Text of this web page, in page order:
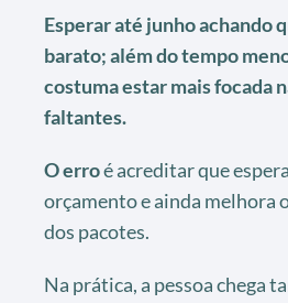
Esperar até junho achando
barato; além do tempo
costuma estar mais focada
faltantes.
O erroé acreditar que
orçamento e ainda melhora
dos pacotes.
Na prática, a pessoa chega